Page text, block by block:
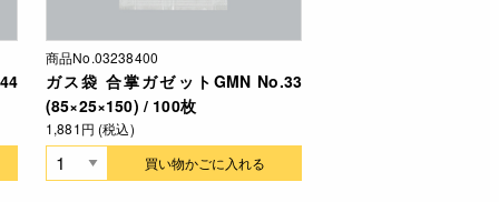
商品No.03238400
ガス袋 合掌ガゼットGMN No.33
(85×25×150) / 100枚
1,881円 (税込)
買い物かごに入れる